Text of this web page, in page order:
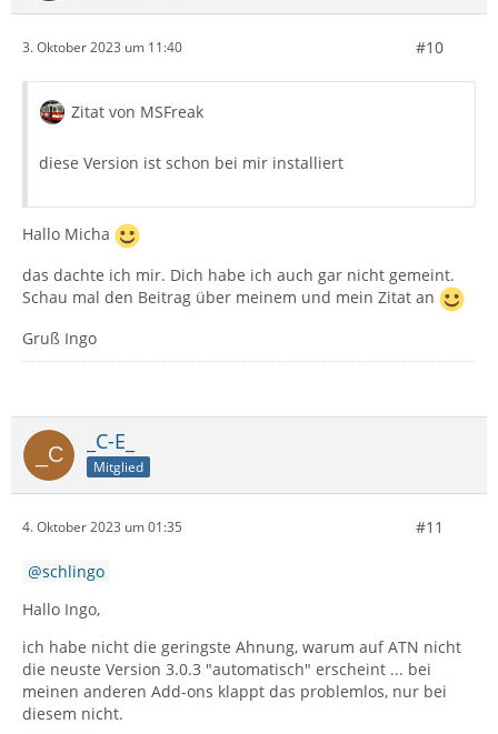
3. Oktober 2023 um 11:40 #10
Zitat von MSFreak
diese Version ist schon bei mir installiert
Hallo Micha
das dachte ich mir. Dich habe ich auch gar nicht gemeint.
Schau mal den Beitrag über meinem und mein Zitat an
Gruß Ingo
_C-E_
Mitglied
4. Oktober 2023 um 01:35 #11
schlingo
Hallo Ingo,
ich habe nicht die geringste Ahnung, warum auf ATN nicht
die neuste Version 3.0.3 "automatisch" erscheint ... bei
meinen anderen Add-ons klappt das problemlos, nur bei
diesem nicht.